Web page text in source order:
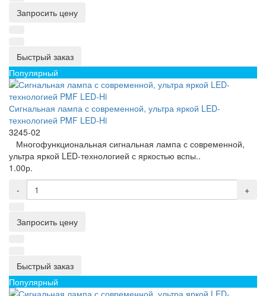
Запросить цену
Быстрый заказ
Популярный
Сигнальная лампа с современной, ультра яркой LED-
технологией PMF LED-Hi
3245-02
Многофункциональная сигнальная лампа с современной,
ультра яркой LED-технологией с яркостью вспы..
1.00р.
-
+
Запросить цену
Быстрый заказ
Популярный